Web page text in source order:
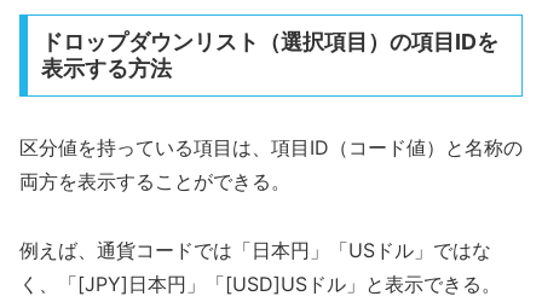
ドロップダウンリスト（選択項目）の項目IDを
表示する方法
区分値を持っている項目は、項目ID（コード値）と名称の
両方を表示することができる。
例えば、通貨コードでは「日本円」「USドル」ではな
く、「[JPY]日本円」「[USD]USドル」と表示できる。